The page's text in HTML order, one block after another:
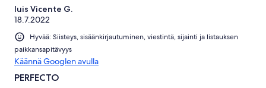
luis Vicente G.
18.7.2022
Hyvää: Siisteys, sisäänkirjautuminen, viestintä, sijainti ja listauksen
paikkansapitävyys
Käännä Googlen avulla
PERFECTO